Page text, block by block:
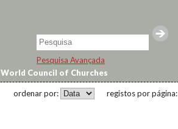
Pesquisa Avançada
World Council of Churches
registos por página:
ordenar por: